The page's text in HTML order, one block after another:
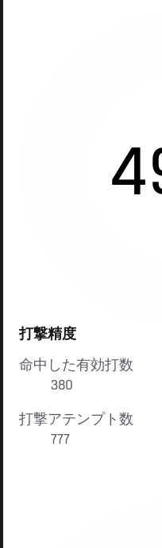
打撃精度
命中した有効打数
380
打撃アテンプト数
777